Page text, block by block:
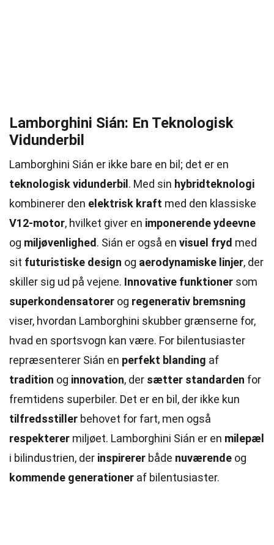
Lamborghini Sián: En Teknologisk
Vidunderbil
Lamborghini Sián er ikke bare en bil; det er en
teknologisk vidunderbil . Med sin hybridteknologi
kombinerer den elektrisk kraft med den klassiske
V12-motor, hvilket giver en imponerende ydeevne
og miljøvenlighed . Sián er også en visuel fryd med
sit futuristiske design og aerodynamiske linjer, der
skiller sig ud på vejene. Innovative funktioner som
superkondensatorer og regenerativ bremsning
viser, hvordan Lamborghini skubber grænserne for,
hvad en sportsvogn kan være. For bilentusiaster
repræsenterer Sián en perfekt blanding af
tradition og innovation, der sætter standarden for
fremtidens superbiler. Det er en bil, der ikke kun
tilfredsstiller behovet for fart, men også
respekterer miljøet. Lamborghini Sián er en milepæl
i bilindustrien, der inspirerer både nuværende og
kommende generationer af bilentusiaster.